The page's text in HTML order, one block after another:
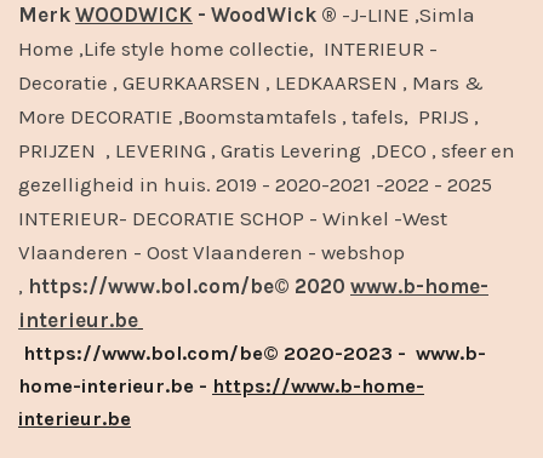
Merk WOODWICK - WoodWick ® -J-LINE ,Simla
Home ,Life style home collectie, INTERIEUR -
Decoratie , GEURKAARSEN , LEDKAARSEN , Mars &
More DECORATIE ,Boomstamtafels , tafels, PRIJS ,
PRIJZEN , LEVERING , Gratis Levering ,DECO , sfeer en
gezelligheid in huis. 2019 - 2020-2021 -2022 - 2025
INTERIEUR- DECORATIE SCHOP - Winkel -West
Vlaanderen - Oost Vlaanderen - webshop
, https://www.bol.com/be© 2020 www.b-home-
interieur.be
https://www.bol.com/be© 2020-2023 - www.b-
home-interieur.be - https://www.b-home-
interieur.be